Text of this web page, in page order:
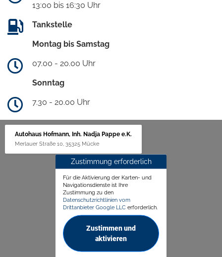
13:00 bis 16:30 Uhr
Tankstelle
Montag bis Samstag
07.00 - 20.00 Uhr
Sonntag
7.30 - 20.00 Uhr
Autohaus Hofmann, Inh. Nadja Pappe e.K.
Merlauer Straße 10, 35325 Mücke
Zustimmung erforderlich
Für die Aktivierung der Karten- und
Navigationsdienste ist Ihre
Zustimmung zu den
Datenschutzrichtlinien vom
Drittanbieter Google LLC erforderlich.
Zustimmen und
aktivieren